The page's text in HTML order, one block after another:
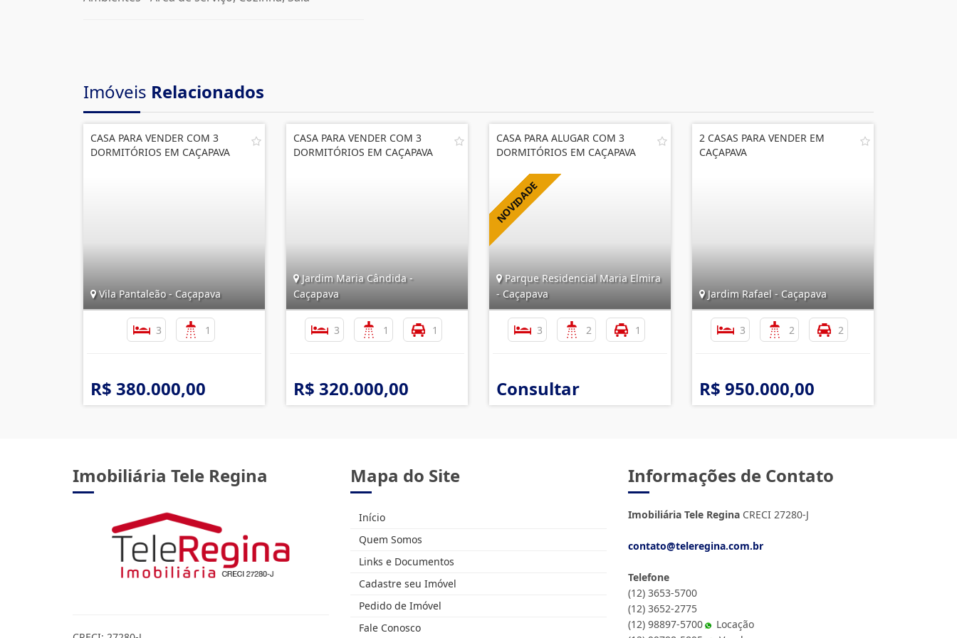
Imóveis Relacionados
CASA PARA VENDER COM 3
DORMITÓRIOS EM CAÇAPAVA
Vila Pantaleão - Caçapava
3 1
R$ 380.000,00
CASA PARA VENDER COM 3
DORMITÓRIOS EM CAÇAPAVA
Jardim Maria Cândida -
Caçapava
3 1 1
R$ 320.000,00
CASA PARA ALUGAR COM 3
DORMITÓRIOS EM CAÇAPAVA
Parque Residencial Maria Elmira
- Caçapava
3 2 1
Consultar
2 CASAS PARA VENDER EM
CAÇAPAVA
Jardim Rafael - Caçapava
3 2 2
R$ 950.000,00
Imobiliária Tele Regina Mapa do Site
Início
Quem Somos
Links e Documentos
Cadastre seu Imóvel
Pedido de Imóvel
Fale Conosco
Informações de Contato
Imobiliária Tele Regina CRECI 27280-J
contato@teleregina.com.br
Telefone
(12) 3653-5700
(12) 3652-2775
(12) 98897-5700
Locação